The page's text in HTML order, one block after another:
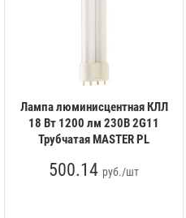
Лампа люминисцентная КЛЛ
18 Вт 1200 лм 230В 2G11
Трубчатая MASTER PL
500.14 руб./шт